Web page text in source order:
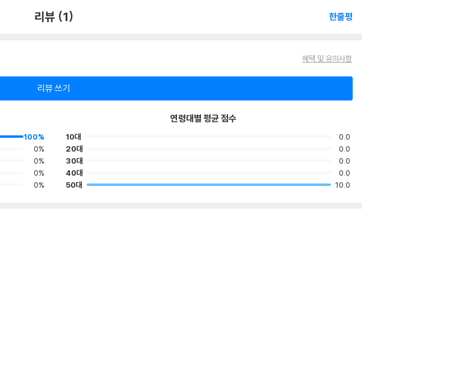
리뷰 (1) 한줄평
혜택 및 유의사항
리뷰 쓰기
100%
0%
0%
0%
0%
연령대별 평균 점수
10대
0.0
20대
0.0
30대
0.0
40대
0.0
50대
10.0